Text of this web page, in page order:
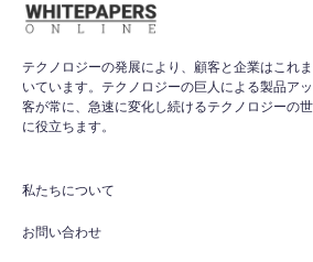
テクノロジーの発展により、顧客と企業はこれ
いています。テクノロジーの巨人による製品ア
客が常に、急速に変化し続けるテクノロジーの
に役立ちます。
私たちについて
お問い合わせ